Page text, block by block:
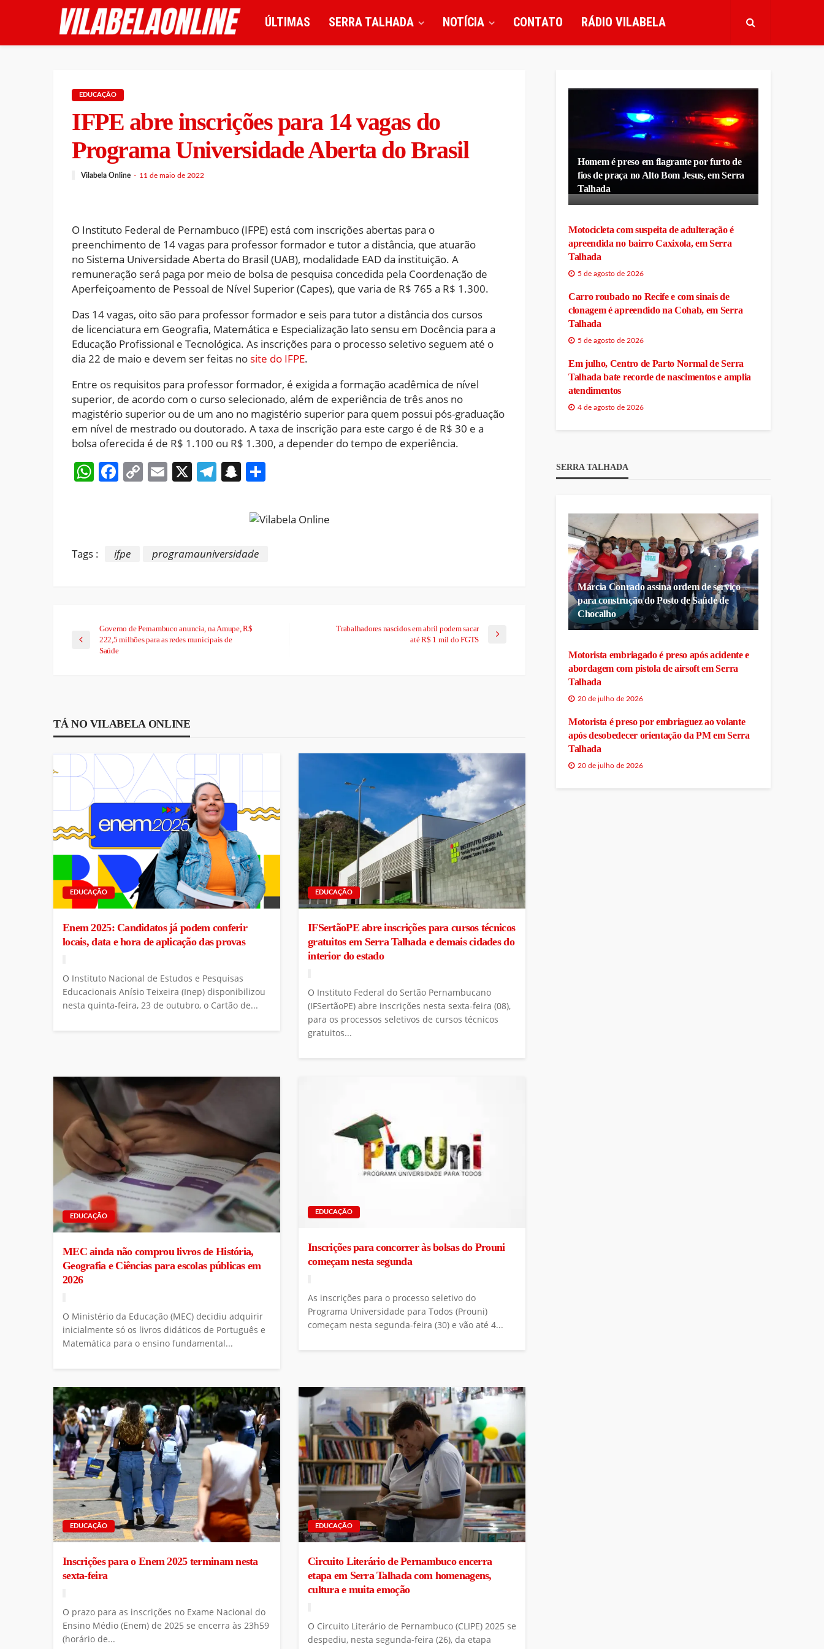
ÚLTIMAS SERRA TALHADA NOTÍCIA CONTATO RÁDIO VILABELA
EDUCAÇÃO
IFPE abre inscrições para 14 vagas do
Programa Universidade Aberta do Brasil
Vilabela Online 11 de maio de 2022
O Instituto Federal de Pernambuco (IFPE) está com inscrições abertas para o
preenchimento de 14 vagas para professor formador e tutor a distância, que atuarão
no Sistema Universidade Aberta do Brasil (UAB), modalidade EAD da instituição. A
remuneração será paga por meio de bolsa de pesquisa concedida pela Coordenação de
Aperfeiçoamento de Pessoal de Nível Superior (Capes), que varia de R$ 765 a R$ 1.300.
Das 14 vagas, oito são para professor formador e seis para tutor a distância dos cursos
de licenciatura em Geografia, Matemática e Especialização lato sensu em Docência para a
Educação Profissional e Tecnológica. As inscrições para o processo seletivo seguem até o
dia 22 de maio e devem ser feitas no site do IFPE.
Entre os requisitos para professor formador, é exigida a formação acadêmica de nível
superior, de acordo com o curso selecionado, além de experiência de três anos no
magistério superior ou de um ano no magistério superior para quem possui pós-graduação
em nível de mestrado ou doutorado. A taxa de inscrição para este cargo é de R$ 30 e a
bolsa oferecida é de R$ 1.100 ou R$ 1.300, a depender do tempo de experiência.
WhatsApp
Facebook
CopyEmail
X Telegram
Snapchat
Tags : ifpe programauniversidade
Governo de Pernambuco anuncia, na Amupe, R$
222,5 milhões para as redes municipais de
Saúde
Trabalhadores nascidos em abril podem sacar
até R$ 1 mil do FGTS
TÁ NO VILABELA ONLINE
EDUCAÇÃO
Enem 2025: Candidatos já podem conferir
locais, data e hora de aplicação das provas
O Instituto Nacional de Estudos e Pesquisas
Educacionais Anísio Teixeira (Inep) disponibilizou
nesta quinta-feira, 23 de outubro, o Cartão de...
EDUCAÇÃO
IFSertãoPE abre inscrições para cursos técnicos
gratuitos em Serra Talhada e demais cidades do
interior do estado
O Instituto Federal do Sertão Pernambucano
(IFSertãoPE) abre inscrições nesta sexta-feira (08),
para os processos seletivos de cursos técnicos
gratuitos...
EDUCAÇÃO
MEC ainda não comprou livros de História,
Geografia e Ciências para escolas públicas em
2026
O Ministério da Educação (MEC) decidiu adquirir
inicialmente só os livros didáticos de Português e
Matemática para o ensino fundamental...
EDUCAÇÃO
Inscrições para concorrer às bolsas do Prouni
começam nesta segunda
As inscrições para o processo seletivo do
Programa Universidade para Todos (Prouni)
começam nesta segunda-feira (30) e vão até 4...
EDUCAÇÃO
Inscrições para o Enem 2025 terminam nesta
sexta-feira
O prazo para as inscrições no Exame Nacional do
Ensino Médio (Enem) de 2025 se encerra às 23h59
(horário de...
EDUCAÇÃO
Circuito Literário de Pernambuco encerra
etapa em Serra Talhada com homenagens,
cultura e muita emoção
O Circuito Literário de Pernambuco (CLIPE) 2025 se
despediu, nesta segunda-feira (26), da etapa
Homem é preso em flagrante por furto de
fios de praça no Alto Bom Jesus, em Serra
Talhada
Motocicleta com suspeita de adulteração é
apreendida no bairro Caxixola, em Serra
Talhada
5 de agosto de 2026
Carro roubado no Recife e com sinais de
clonagem é apreendido na Cohab, em Serra
Talhada
5 de agosto de 2026
Em julho, Centro de Parto Normal de Serra
Talhada bate recorde de nascimentos e amplia
atendimentos
4 de agosto de 2026
SERRA TALHADA
Márcia Conrado assina ordem de serviço
para construção do Posto de Saúde de
Chocalho
Motorista embriagado é preso após acidente e
abordagem com pistola de airsoft em Serra
Talhada
20 de julho de 2026
Motorista é preso por embriaguez ao volante
após desobedecer orientação da PM em Serra
Talhada
20 de julho de 2026